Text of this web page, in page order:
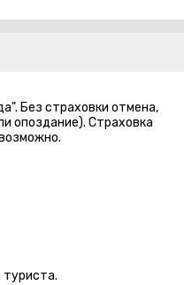
Без страховки отмена,
опоздание). Страховка
туриста.